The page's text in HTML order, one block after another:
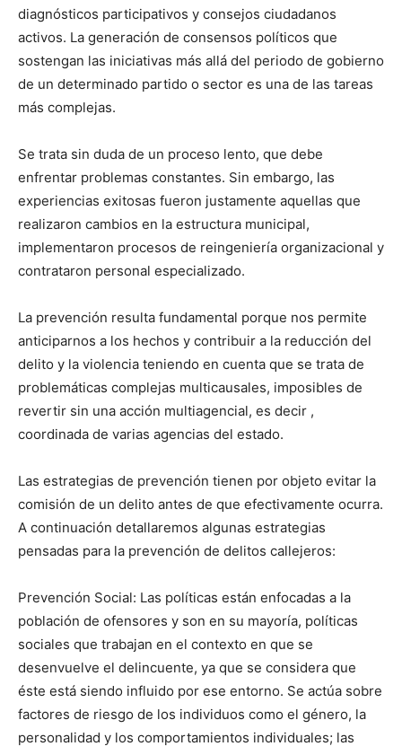
diagnósticos participativos y consejos ciudadanos
activos. La generación de consensos políticos que
sostengan las iniciativas más allá del periodo de gobierno
de un determinado partido o sector es una de las tareas
más complejas.
Se trata sin duda de un proceso lento, que debe
enfrentar problemas constantes. Sin embargo, las
experiencias exitosas fueron justamente aquellas que
realizaron cambios en la estructura municipal,
implementaron procesos de reingeniería organizacional y
contrataron personal especializado.
La prevención resulta fundamental porque nos permite
anticiparnos a los hechos y contribuir a la reducción del
delito y la violencia teniendo en cuenta que se trata de
problemáticas complejas multicausales, imposibles de
revertir sin una acción multiagencial, es decir ,
coordinada de varias agencias del estado.
Las estrategias de prevención tienen por objeto evitar la
comisión de un delito antes de que efectivamente ocurra.
A continuación detallaremos algunas estrategias
pensadas para la prevención de delitos callejeros:
Prevención Social: Las políticas están enfocadas a la
población de ofensores y son en su mayoría, políticas
sociales que trabajan en el contexto en que se
desenvuelve el delincuente, ya que se considera que
éste está siendo influido por ese entorno. Se actúa sobre
factores de riesgo de los individuos como el género, la
personalidad y los comportamientos individuales; las